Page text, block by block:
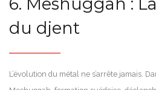
du djent
L’évolution du métal ne s’arrête jamais.